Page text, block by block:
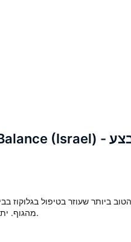
ביותר שעוזר בטיפול בגלוקוז
מהגוף. יתר על כן, הוא מכיל ביצורי תאים ויכול לנקות את הכבד. יתר על כן, זה מקטין את ההימור ביצירת סוכרת מסוג 2.